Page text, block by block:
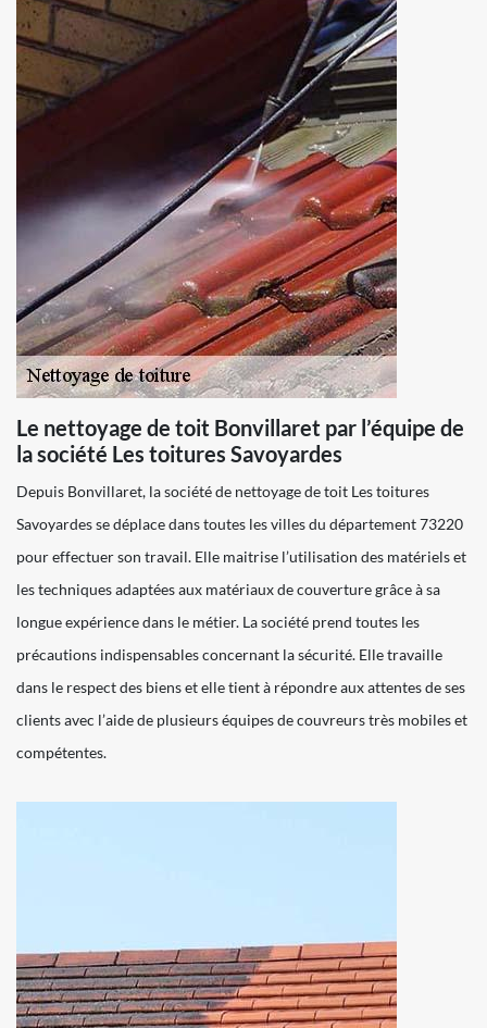
Le nettoyage de toit Bonvillaret par l’équipe de
la société Les toitures Savoyardes
Depuis Bonvillaret, la société de nettoyage de toit Les toitures
Savoyardes se déplace dans toutes les villes du département 73220
pour effectuer son travail. Elle maitrise l’utilisation des matériels et
les techniques adaptées aux matériaux de couverture grâce à sa
longue expérience dans le métier. La société prend toutes les
précautions indispensables concernant la sécurité. Elle travaille
dans le respect des biens et elle tient à répondre aux attentes de ses
clients avec l’aide de plusieurs équipes de couvreurs très mobiles et
compétentes.